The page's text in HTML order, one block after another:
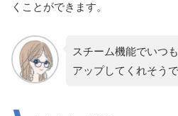
くことができます。
スチーム機能でいつ
アップしてくれそう